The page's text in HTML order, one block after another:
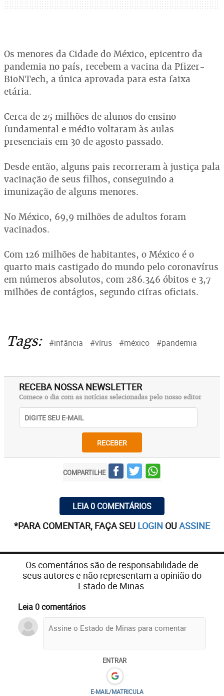
Os menores da Cidade do México, epicentro da
pandemia no país, recebem a vacina da Pfizer-
BioNTech, a única aprovada para esta faixa
etária.
Cerca de 25 milhões de alunos do ensino
fundamental e médio voltaram às aulas
presenciais em 30 de agosto passado.
Desde então, alguns pais recorreram à justiça pala
vacinação de seus filhos, conseguindo a
imunização de alguns menores.
No México, 69,9 milhões de adultos foram
vacinados.
Com 126 milhões de habitantes, o México é o
quarto mais castigado do mundo pelo coronavírus
em números absolutos, com 286.346 óbitos e 3,7
milhões de contágios, segundo cifras oficiais.
Tags: #infância #vírus #méxico #pandemia
RECEBA NOSSA NEWSLETTER
Comece o dia com as notícias selecionadas pelo nosso editor
RECEBER
COMPARTILHE
LEIA 0 COMENTÁRIOS
*PARA COMENTAR, FAÇA SEU LOGIN OUASSINE
Os comentários são de responsabilidade de
seus autores e não representam a opinião do
Estado de Minas.
Leia 0 comentários
ENTRAR
E-MAIL/MATRICULA